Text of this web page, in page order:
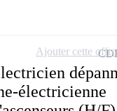
électricienne
CDI
Ajouter cette